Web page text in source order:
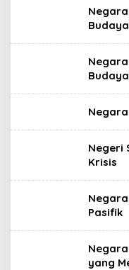
Negeri
Krisis
Pasifik
yang